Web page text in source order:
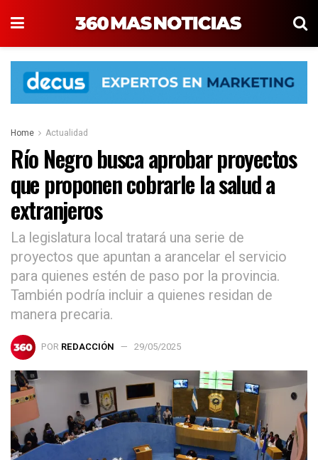
Home Actualidad
Río Negro busca aprobar proyectos
que proponen cobrarle la salud a
extranjeros
La legislatura local tratará una serie de
proyectos que apuntan a arancelar el servicio
para quienes estén de paso por la provincia.
También podría incluir a quienes residan de
manera precaria.
POR REDACCIÓN 29/05/2025